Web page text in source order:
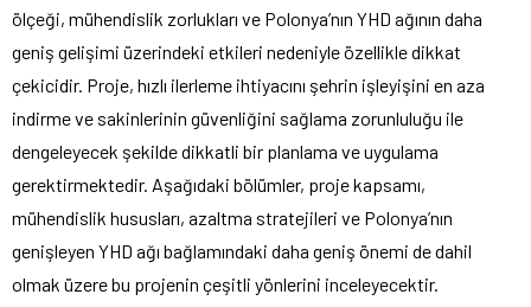
ölçeği, mühendislik zorlukları ve Polonya’nın YHD ağının daha
geniş gelişimi üzerindeki etkileri nedeniyle özellikle dikkat
çekicidir. Proje, hızlı ilerleme ihtiyacını şehrin işleyişini en aza
indirme ve sakinlerinin güvenliğini sağlama zorunluluğu ile
dengeleyecek şekilde dikkatli bir planlama ve uygulama
gerektirmektedir. Aşağıdaki bölümler, proje kapsamı,
mühendislik hususları, azaltma stratejileri ve Polonya’nın
genişleyen YHD ağı bağlamındaki daha geniş önemi de dahil
olmak üzere bu projenin çeşitli yönlerini inceleyecektir.